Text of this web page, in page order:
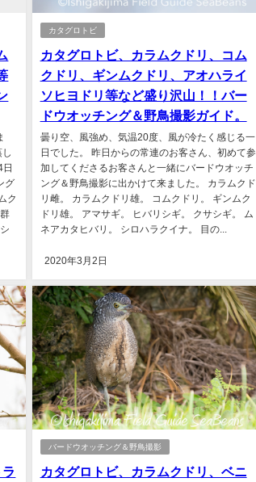
グ
ク
カタグロトビ
カタグロトビ、カラムクドリ、コム
クドリ、ギンムクドリ、アオハライ
ソヒヨドリ等など盛り沢山！！バー
ドウオッチング＆野鳥撮影ガイド。
曇り空、風強め、気温20度、風が冷たく感じる一
日でした。 昨日からの常連のお客さん、初めて参
加してくださるお客さんと一緒にバードウオッチ
ング＆野鳥撮影に出かけて来ました。 カラムクド
リ雌。 カラムクドリ雄。 コムクドリ。 ギンムク
ドリ雄。 アマサギ。 ヒバリシギ。 クサシギ。 ム
ネアカタヒバリ。 シロハラクイナ。 目の...
2020年3月2日
バードウオッチング＆野鳥撮影
カタグロトビ、カラムクドリ、ベニ